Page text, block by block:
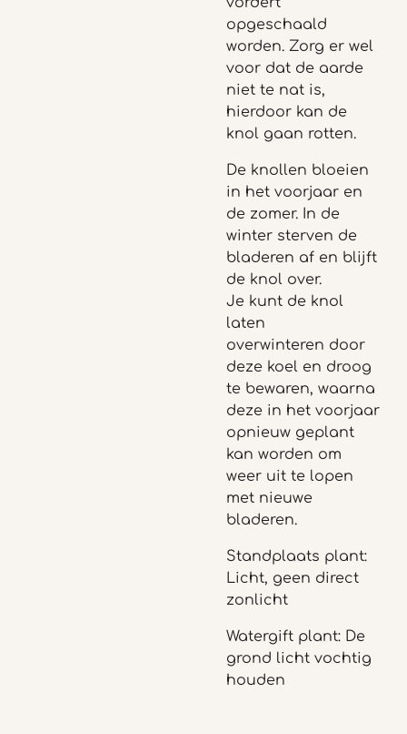
opgeschaald
worden. Zorg er wel
voor dat de aarde
niet te nat is,
hierdoor kan de
knol gaan rotten.
De knollen bloeien
in het voorjaar en
de zomer. In de
winter sterven de
bladeren af en blijft
de knol over.
Je kunt de knol
laten
overwinteren door
deze koel en droog
te bewaren, waarna
deze in het voorjaar
opnieuw geplant
kan worden om
weer uit te lopen
met nieuwe
bladeren.
Standplaats plant:
Licht, geen direct
zonlicht
Watergift plant: De
grond licht vochtig
houden